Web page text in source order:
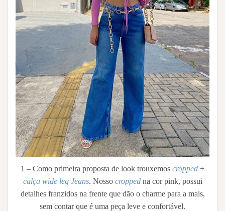
1 – Como primeira proposta de look trouxemos cropped +
calça wide leg Jeans. Nosso cropped na cor pink, possui
detalhes franzidos na frente que dão o charme para a mais,
sem contar que é uma peça leve e confortável.